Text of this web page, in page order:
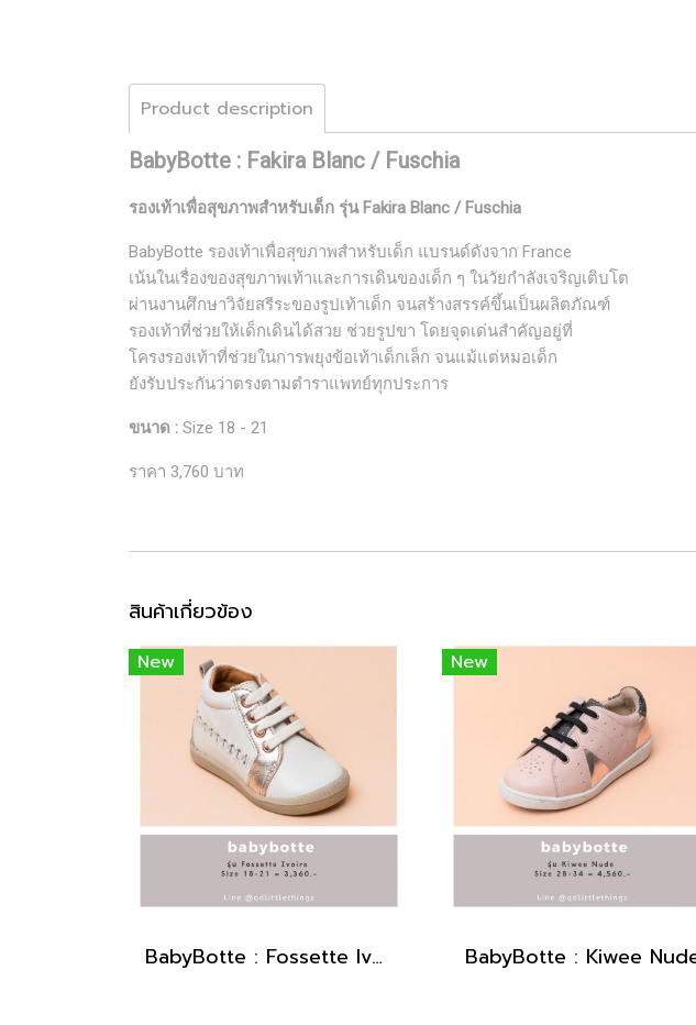
Product description
BabyBotte : Fakira Blanc / Fuschia
รองเท้าเพื่อสุขภาพสำหรับเด็ก รุ่น Fakira Blanc / Fuschia
BabyBotte รองเท้าเพื่อสุขภาพสำหรับเด็ก แบรนด์ดังจาก France
เน้นในเรื่องของสุขภาพเท้าและการเดินของเด็ก ๆ ในวัยกำลังเจริญเติบโต
ผ่านงานศึกษาวิจัยสรีระของรูปเท้าเด็ก จนสร้างสรรค์ขึ้นเป็นผลิตภัณฑ์
รองเท้าที่ช่วยให้เด็กเดินได้สวย ช่วยรูปขา โดยจุดเด่นสำคัญอยู่ที่
โครงรองเท้าที่ช่วยในการพยุงข้อเท้าเด็กเล็ก จนแม้แต่หมอเด็ก
ยังรับประกันว่าตรงตามตำราแพทย์ทุกประการ
ขนาด : Size 18 - 21
ราคา 3,760 บาท
สินค้าเกี่ยวข้อง
New
BabyBotte : Fossette Ivoire
New
BabyBotte : Kiwee